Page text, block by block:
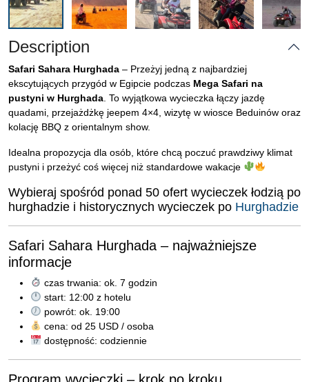
Description
Safari Sahara Hurghada – Przeżyj jedną z najbardziej
ekscytujących przygód w Egipcie podczas Mega Safari na
pustyni w Hurghada . To wyjątkowa wycieczka łączy jazdę
quadami, przejażdżkę jeepem 4×4, wizytę w wiosce Beduinów oraz
kolację BBQ z orientalnym show.
Idealna propozycja dla osób, które chcą poczuć prawdziwy klimat
pustyni i przeżyć coś więcej niż standardowe wakacje
Wybieraj spośród ponad 50 ofert wycieczek łodzią po
hurghadzie i historycznych wycieczek po Hurghadzie
Safari Sahara Hurghada – najważniejsze
informacje
czas trwania: ok. 7 godzin
start: 12:00 z hotelu
powrót: ok. 19:00
cena: od 25 USD / osoba
dostępność: codziennie